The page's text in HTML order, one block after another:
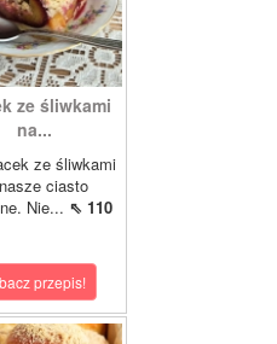
ze śliwkami
na...
ze śliwkami
ciasto
Nie... ⇖ 110
przepis!